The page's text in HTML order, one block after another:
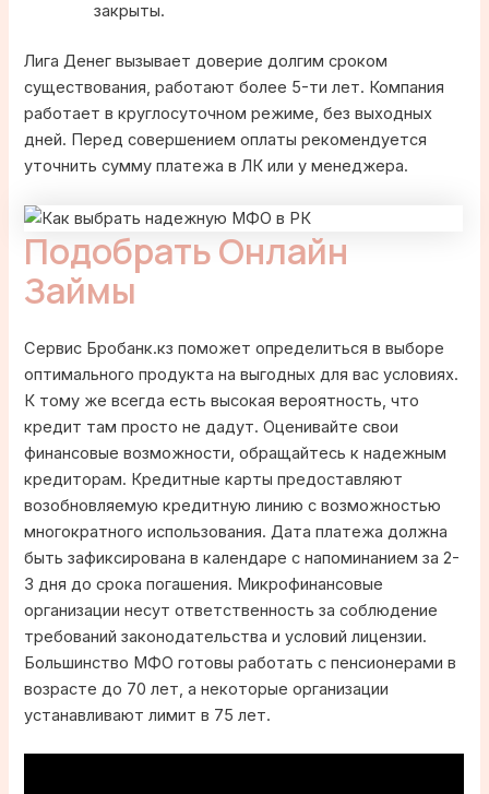
закрыты.
Лига Денег вызывает доверие долгим сроком
существования, работают более 5-ти лет. Компания
работает в круглосуточном режиме, без выходных
дней. Перед совершением оплаты рекомендуется
уточнить сумму платежа в ЛК или у менеджера.
Подобрать Онлайн
Займы
Сервис Бробанк.кз поможет определиться в выборе
оптимального продукта на выгодных для вас условиях.
К тому же всегда есть высокая вероятность, что
кредит там просто не дадут. Оценивайте свои
финансовые возможности, обращайтесь к надежным
кредиторам. Кредитные карты предоставляют
возобновляемую кредитную линию с возможностью
многократного использования. Дата платежа должна
быть зафиксирована в календаре с напоминанием за 2-
3 дня до срока погашения. Микрофинансовые
организации несут ответственность за соблюдение
требований законодательства и условий лицензии.
Большинство МФО готовы работать с пенсионерами в
возрасте до 70 лет, а некоторые организации
устанавливают лимит в 75 лет.